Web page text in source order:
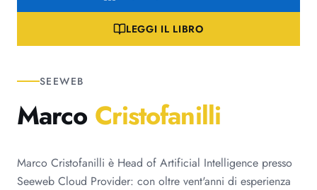
LEGGI IL LIBRO
SEEWEB
Marco Cristofanilli
Marco Cristofanilli è Head of Artificial Intelligence presso
Seeweb Cloud Provider: con oltre vent'anni di esperienza